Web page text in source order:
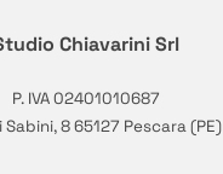
Chiavarini Srl
P. IVA 02401010687
Sabini, 8 65127 Pescara (PE)